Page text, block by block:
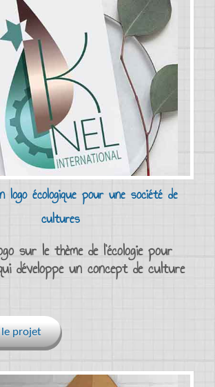
logo écologique pour une société de
cultures
sur le thème de l’écologie pour
développe un concept de culture
projet